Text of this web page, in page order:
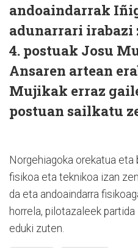
andoaindarrak
adunarrari irabazi
4. postuak Josu
Ansaren artean
Mujikak erraz
postuan sailkatu
Norgehiagoka orekatua eta
fisikoa eta teknikoa izan
da eta andoaindarra
horrela, pilotazaleek
eduki zuten.